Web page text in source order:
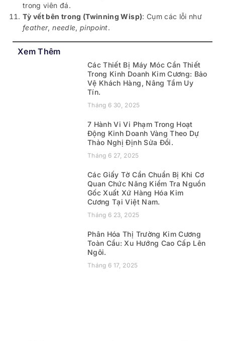
trong viên đá.
Tỳ vết bên trong (Twinning Wisp): Cụm các lỗi như
feather,needle, pinpoint.
Xem Thêm
Các Thiết Bị Máy Móc Cần Thiết
Trong Kinh Doanh Kim Cương: Bảo
Vệ Khách Hàng, Nâng Tầm Uy
Tín.
Tháng 6 30, 2025
7 Hành Vi Vi Phạm Trong Hoạt
Động Kinh Doanh Vàng Theo Dự
Thảo Nghị Định Sửa Đổi.
Tháng 6 27, 2025
Các Giấy Tờ Cần Chuẩn Bị Khi Cơ
Quan Chức Năng Kiểm Tra Nguồn
Gốc Xuất Xứ Hàng Hóa Kim
Cương Tại Việt Nam.
Tháng 6 23, 2025
Phân Hóa Thị Trường Kim Cương
Toàn Cầu: Xu Hướng Cao Cấp Lên
Ngôi.
Tháng 6 17, 2025